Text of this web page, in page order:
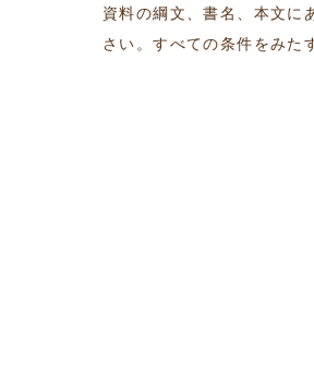
資料の綱文、書名、本文に
さい。すべての条件をみた